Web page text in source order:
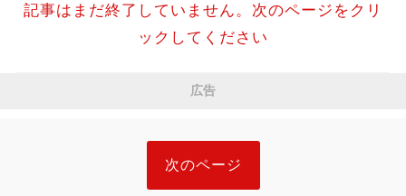
記事はまだ終了していません。次のページをクリ
ックしてください
広告
次のページ